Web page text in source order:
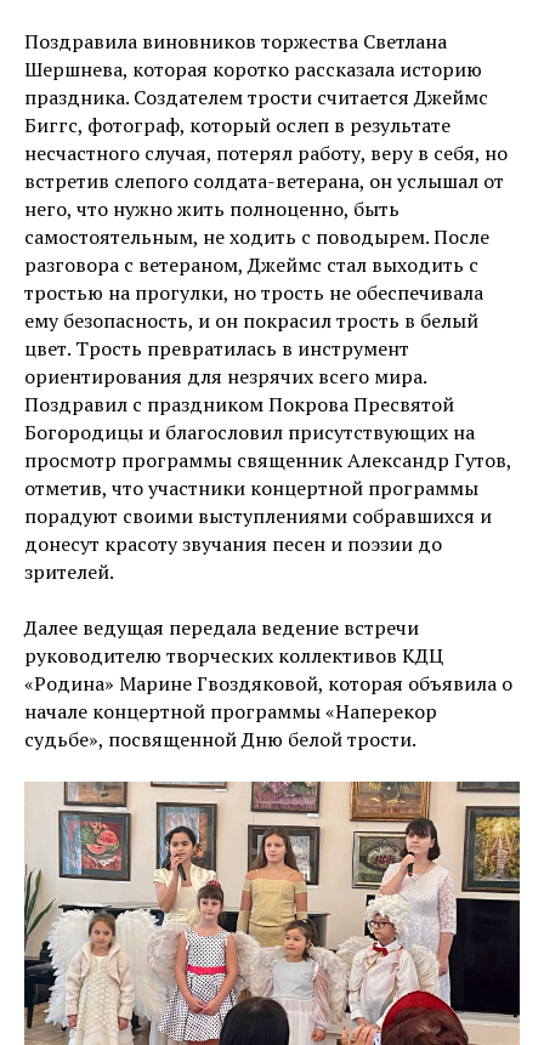
Поздравила виновников торжества Светлана
Шершнева, которая коротко рассказала историю
праздника. Создателем трости считается Джеймс
Биггс, фотограф, который ослеп в результате
несчастного случая, потерял работу, веру в себя, но
встретив слепого солдата-ветерана, он услышал от
него, что нужно жить полноценно, быть
самостоятельным, не ходить с поводырем. После
разговора с ветераном, Джеймс стал выходить с
тростью на прогулки, но трость не обеспечивала
ему безопасность, и он покрасил трость в белый
цвет. Трость превратилась в инструмент
ориентирования для незрячих всего мира.
Поздравил с праздником Покрова Пресвятой
Богородицы и благословил присутствующих на
просмотр программы священник Александр Гутов,
отметив, что участники концертной программы
порадуют своими выступлениями собравшихся и
донесут красоту звучания песен и поэзии до
зрителей.
Далее ведущая передала ведение встречи
руководителю творческих коллективов КДЦ
«Родина» Марине Гвоздяковой, которая объявила о
начале концертной программы «Наперекор
судьбе», посвященной Дню белой трости.